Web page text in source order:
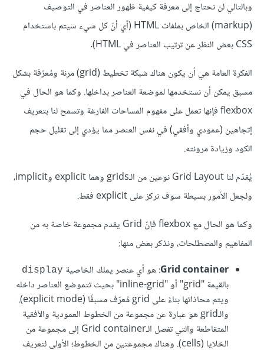
وبالتالي لن نحتاج إلى معرفة كيفية ظهور العناصر في التوصيف
(markup) الخاص بملفات HTML (أي أنّ كل شيء سيتم باستخدام
CSS بعض النظر عن ترتيب العناصر في HTML).
الفكرة العامة هي أن يكون هناك شبكة تخطيط (grid) مرنة ومُعرّفة بشكل
مسبق يمكن أن نستخدمها لموضعة العناصر بداخلها. وكما هو الحال في
flexbox فإنها تعمل على مفهوم المساحات الفارغة وتسمح لنا بتعريف
إتجاهين (عمودي وأفقي) في نفس العنصر مما يؤدي إلى تقليل حجم
الكود وزيادة مرونته.
يُقدّم لنا Grid Layout نوعين من الـgrids وهما explicit وimplicit،
ولجعل الأمور بسيطة سوف نركز على explicit فقط.
وكما هو الحال مع flexbox فإنّ Grid يقدم مجموعة خاصة به من
المفاهيم والمصطلحات، ونذكر بعض منها:
Grid container: هو أي عنصر يملك الخاصية display
بالقيمة "grid" أو "inline-grid" بحيث تتموضع العناصر داخله
ويتم محاذاتها بناءً على grid مُعرّف مسبقًا (explicit mode).
والـgrid هو عبارة عن مجموعة من الخطوط العمودية والأفقية
المتقاطعة والتي تفصل الـGrid container إلى مجموعة من
الخلايا (cells). وهناك مجموعتين من الخطوط؛ الأولى لتعريف